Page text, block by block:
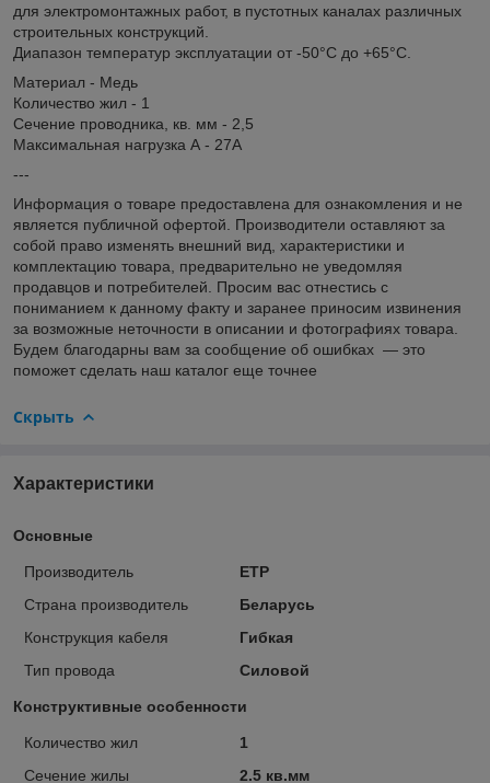
для электромонтажных работ, в пустотных каналах различных
строительных конструкций.
Диапазон температур эксплуатации от -50°С до +65°С.
Материал - Медь
Количество жил - 1
Сечение проводника, кв. мм - 2,5
Максимальная нагрузка А - 27А
---
Информация о товаре предоставлена для ознакомления и не
является публичной офертой. Производители оставляют за
собой право изменять внешний вид, характеристики и
комплектацию товара, предварительно не уведомляя
продавцов и потребителей. Просим вас отнестись с
пониманием к данному факту и заранее приносим извинения
за возможные неточности в описании и фотографиях товара.
Будем благодарны вам за сообщение об ошибках — это
поможет сделать наш каталог еще точнее
Скрыть
Характеристики
Основные
Производитель
ETP
Страна производитель
Беларусь
Конструкция кабеля
Гибкая
Тип провода
Силовой
Конструктивные особенности
Количество жил
1
Сечение жилы
2.5 кв.мм